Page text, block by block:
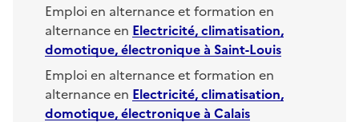
Emploi en alternance et formation en
alternance en Electricité, climatisation,
domotique, électroniqueà Saint-Louis
Emploi en alternance et formation en
alternance en Electricité, climatisation,
domotique, électroniqueà Calais